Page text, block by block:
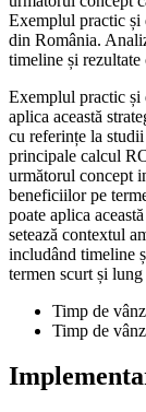
Exemplul practic și
din România.
timeline și rezultate
Exemplul practic și
aplica această
cu referințe la
principale calcul
următorul concept
beneficiilor pe
poate aplica
setează contextul
includând timeline
termen scurt și
Timp de
Timp de